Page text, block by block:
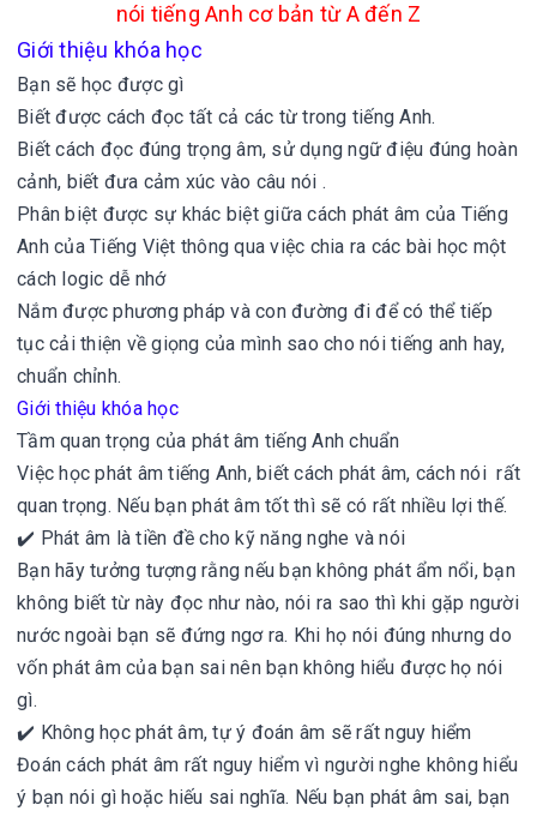
nói tiếng Anh cơ bản từ A đến Z
Giới thiệu khóa học
Bạn sẽ học được gì
Biết được cách đọc tất cả các từ trong tiếng Anh.
Biết cách đọc đúng trọng âm, sử dụng ngữ điệu đúng hoàn
cảnh, biết đưa cảm xúc vào câu nói .
Phân biệt được sự khác biệt giữa cách phát âm của Tiếng
Anh của Tiếng Việt thông qua việc chia ra các bài học một
cách logic dễ nhớ
Nắm được phương pháp và con đường đi để có thể tiếp
tục cải thiện về giọng của mình sao cho nói tiếng anh hay,
chuẩn chỉnh.
Giới thiệu khóa học
Tầm quan trọng của phát âm tiếng Anh chuẩn
Việc học phát âm tiếng Anh, biết cách phát âm, cách nói rất
quan trọng. Nếu bạn phát âm tốt thì sẽ có rất nhiều lợi thế.
✔️ Phát âm là tiền đề cho kỹ năng nghe và nói
Bạn hãy tưởng tượng rằng nếu bạn không phát ẩm nổi, bạn
không biết từ này đọc như nào, nói ra sao thì khi gặp người
nước ngoài bạn sẽ đứng ngơ ra. Khi họ nói đúng nhưng do
vốn phát âm của bạn sai nên bạn không hiểu được họ nói
gì.
✔️ Không học phát âm, tự ý đoán âm sẽ rất nguy hiểm
Đoán cách phát âm rất nguy hiểm vì người nghe không hiểu
ý bạn nói gì hoặc hiếu sai nghĩa. Nếu bạn phát âm sai, bạn